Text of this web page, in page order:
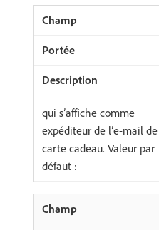
qui s’affiche comme
expéditeur de l’e-mail de
carte cadeau. Valeur par
défaut :